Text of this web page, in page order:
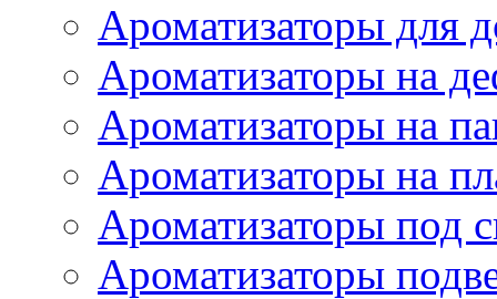
Ароматизаторы для
Ароматизаторы на
Ароматизаторы на
Ароматизаторы на
Ароматизаторы под
Ароматизаторы